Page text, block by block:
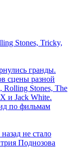
Stones, Tricky,
гранды.
сцены разной
Stones, The
и Jack White.
по фильмам
не стало
Поднозова